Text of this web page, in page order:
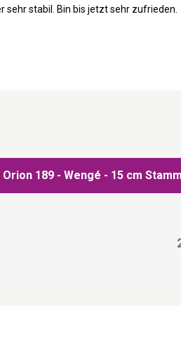
stabil. Bin bis jetzt sehr zufrieden.
189 - Wengé - 15 cm